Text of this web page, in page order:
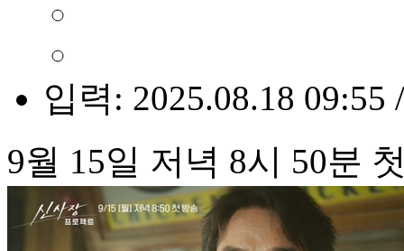
입력: 2025.08.18 09:55
9월 15일 저녁 8시 50분